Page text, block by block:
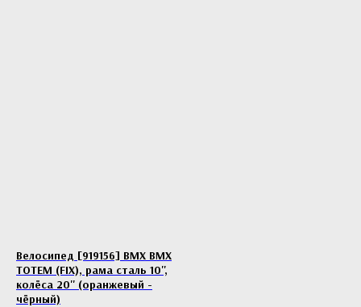
Велосипед [919156] BMX BMX
TOTEM (FIX), рама сталь 10'',
колёса 20'' (оранжевый -
чёрный)